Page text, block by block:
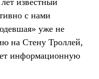
известный
с нами
уже не
на Стену Троллей,
информационную